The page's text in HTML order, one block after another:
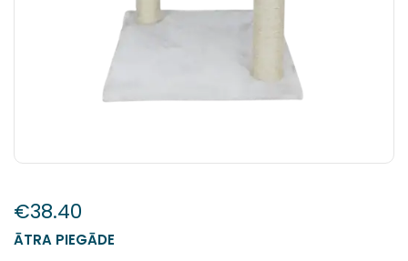
€38.40
ĀTRA PIEGĀDE